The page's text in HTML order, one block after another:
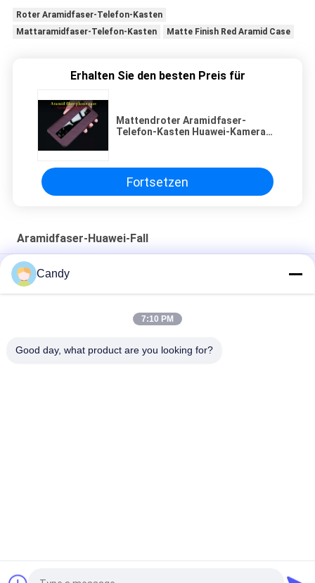
Roter Aramidfaser-Telefon-Kasten
Mattaramidfaser-Telefon-Kasten
Matte Finish Red Aramid Case
Erhalten Sie den besten Preis für
Mattendroter Aramidfaser-
Telefon-Kasten Huawei-Kamerad-
Fortsetzen
Aramidfaser-Huawei-Fall
Antiaramidfaser-Huawei-Fall kratzer-Huaweis P40 Pro
0.65mm Stärke-ultra dünner Aramidfaser-Kasten für Huawei
Candy
7:10 PM
Good day, what product are you looking for?